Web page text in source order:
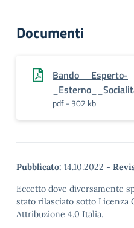
Documenti
Bando__Esperto-
pdf - 302 kb
Pubblicato: 14.10.2022 -
Eccetto dove diversamente
stato rilasciato sotto Licenza
Attribuzione 4.0 Italia.